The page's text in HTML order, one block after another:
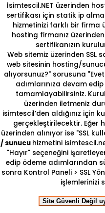
İsimtescil.NET üzerinden
sertifikası için statik ip
hizmetinizi farklı bir firma
hosting firmanız
sertifikanızın
Web sitemiz üzerinden SSL
web sitesinin hosting/
alıyorsunuz?" sorusuna
adımlarınıza devam
tamamlayabilirsiniz.
üzerinden iletmeniz
isimtescil’den aldığınız için
gerçekleştirilecektir. Eğer
üzerinden alınıyor ise "SSL
/ sunucu hizmetini
"Hayır" seçeneğini
edip ödeme adımlarından
sonra Kontrol Paneli > SSL
işlemlerinizi
Site Güvenli Değil